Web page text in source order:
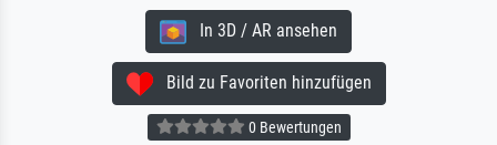
In 3D / AR ansehen
Bild zu Favoriten hinzufügen
0 Bewertungen